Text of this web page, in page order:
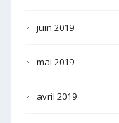
juin 2019
mai 2019
avril 2019